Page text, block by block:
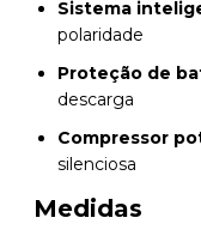
Sistema
polaridade
Proteção de
descarga
Compressor
silenciosa
Medidas